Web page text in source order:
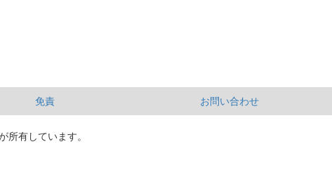
免責 お問い合わせ
所有しています。